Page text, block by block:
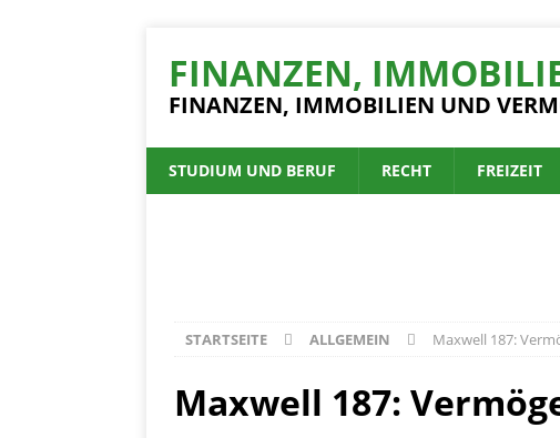
FINANZEN,
FINANZEN, IMMOBILIEN UND
STUDIUM UND BERUF RECHT FREIZEIT
STARTSEITE ALLGEMEIN Maxwell 187:
Maxwell 187: